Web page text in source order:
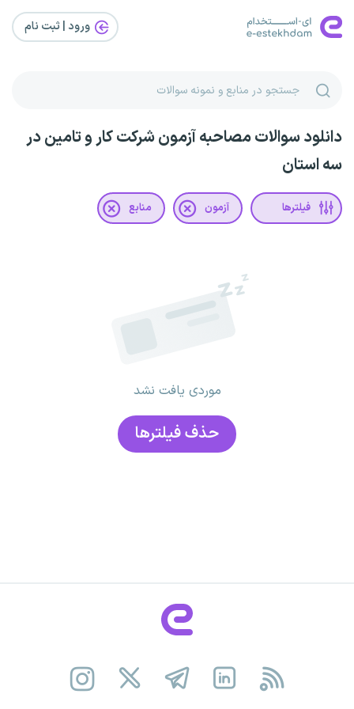
ورود | ثبت‌ نام
دانلود سوالات مصاحبه آزمون شرکت کار و تامین در
سه استان
فیلترها آزمون منابع
موردی یافت نشد
حذف فیلتر‌ها